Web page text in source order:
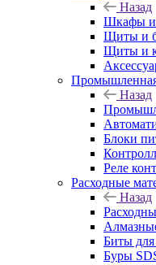
Назад
Шкафы
Щиты и
Щиты и
Назад
Блоки
Реле
Расходные
Назад
Биты
Буры